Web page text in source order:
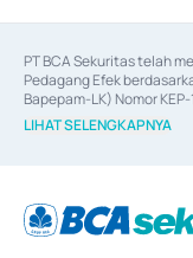
PT BCA Sekuritas telah
Pedagang Efek
Bapepam-LK) Nomor
06/D.04/2014 tanggal 28
Efek berdasarkan surat
berdasarkan surat
67/PM.21/2017 tanggal 3
LIHAT SELENGKAPNYA